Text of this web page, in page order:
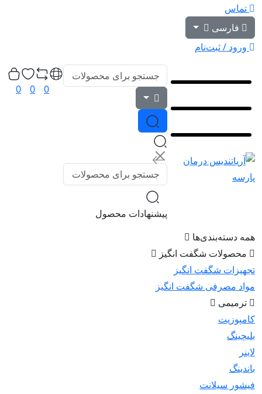
تماس
فارسی
ورود / ثبت‌نام
پیشنهادات محصول
0
0
0
همه دسته‌بندی‌ها
محصولات شگفت انگیز
تجهیزات شگفت انگیز
مواد مصرفی شگفت انگیز
ترمیمی
کامپوزیت
بلیچینگ
لاینر
باندینگ
فیشور سیلانت